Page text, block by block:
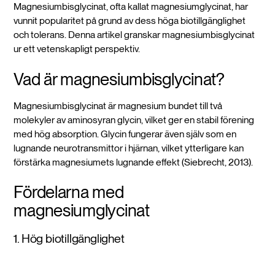
Magnesiumbisglycinat, ofta kallat magnesiumglycinat, har
vunnit popularitet på grund av dess höga biotillgänglighet
och tolerans. Denna artikel granskar magnesiumbisglycinat
ur ett vetenskapligt perspektiv.
Vad är magnesiumbisglycinat?
Magnesiumbisglycinat är magnesium bundet till två
molekyler av aminosyran glycin, vilket ger en stabil förening
med hög absorption. Glycin fungerar även själv som en
lugnande neurotransmittor i hjärnan, vilket ytterligare kan
förstärka magnesiumets lugnande effekt (Siebrecht, 2013).
Fördelarna med
magnesiumglycinat
1. Hög biotillgänglighet